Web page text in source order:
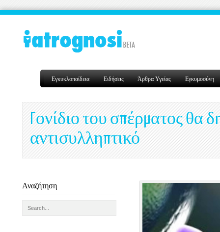
Εγκυκλοπαίδεια Ειδήσεις Άρθρα Υγείας Εγκυμοσύνη
Γονίδιο του σπέρματος θα
αντισυλληπτικό
Αναζήτηση